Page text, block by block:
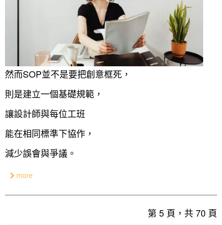
然而SOP並不是要把創意框死，
則是建立一個基礎規範，
讓設計師與每位工班
能在相同標準下協作，
減少誤會與爭議。
more
第 5 頁，共 70 頁